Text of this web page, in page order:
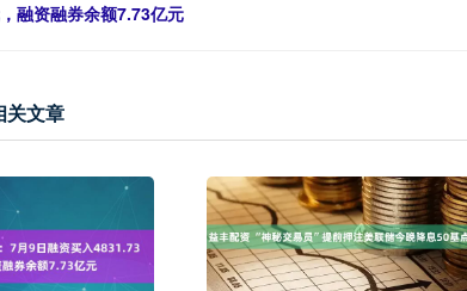
融资融券余额7.73亿元
关文章